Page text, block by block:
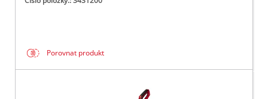
Porovnat produkt